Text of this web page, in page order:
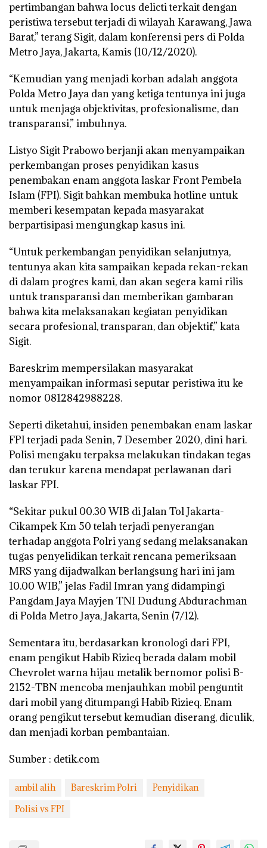
pertimbangan bahwa locus delicti terkait dengan
peristiwa tersebut terjadi di wilayah Karawang, Jawa
Barat,” terang Sigit, dalam konferensi pers di Polda
Metro Jaya, Jakarta, Kamis (10/12/2020).
“Kemudian yang menjadi korban adalah anggota
Polda Metro Jaya dan yang ketiga tentunya ini juga
untuk menjaga objektivitas, profesionalisme, dan
transparansi,” imbuhnya.
Listyo Sigit Prabowo berjanji akan menyampaikan
perkembangan proses penyidikan kasus
penembakan enam anggota laskar Front Pembela
Islam (FPI). Sigit bahkan membuka hotline untuk
memberi kesempatan kepada masyarakat
berpartisipasi mengungkap kasus ini.
“Untuk perkembangan penyidikan selanjutnya,
tentunya akan kita sampaikan kepada rekan-rekan
di dalam progres kami, dan akan segera kami rilis
untuk transparansi dan memberikan gambaran
bahwa kita melaksanakan kegiatan penyidikan
secara profesional, transparan, dan objektif,” kata
Sigit.
Bareskrim mempersilakan masyarakat
menyampaikan informasi seputar peristiwa itu ke
nomor 0812842988228.
Seperti diketahui, insiden penembakan enam laskar
FPI terjadi pada Senin, 7 Desember 2020, dini hari.
Polisi mengaku terpaksa melakukan tindakan tegas
dan terukur karena mendapat perlawanan dari
laskar FPI.
“Sekitar pukul 00.30 WIB di Jalan Tol Jakarta-
Cikampek Km 50 telah terjadi penyerangan
terhadap anggota Polri yang sedang melaksanakan
tugas penyelidikan terkait rencana pemeriksaan
MRS yang dijadwalkan berlangsung hari ini jam
10.00 WIB,” jelas Fadil Imran yang didampingi
Pangdam Jaya Mayjen TNI Dudung Abdurachman
di Polda Metro Jaya, Jakarta, Senin (7/12).
Sementara itu, berdasarkan kronologi dari FPI,
enam pengikut Habib Rizieq berada dalam mobil
Chevrolet warna hijau metalik bernomor polisi B-
2152-TBN mencoba menjauhkan mobil penguntit
dari mobil yang ditumpangi Habib Rizieq. Enam
orang pengikut tersebut kemudian diserang, diculik,
dan menjadi korban pembantaian.
Sumber : detik.com
ambil alih Bareskrim Polri
Penyidikan
Polisi vs FPI